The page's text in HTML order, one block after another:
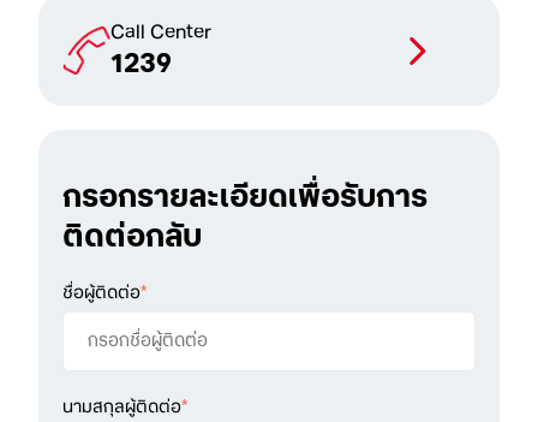
Call Center
1239
กรอกรายละเอียดเพื่อรับการ
ติดต่อกลับ
ชื่อผู้ติดต่อ*
นามสกุลผู้ติดต่อ*